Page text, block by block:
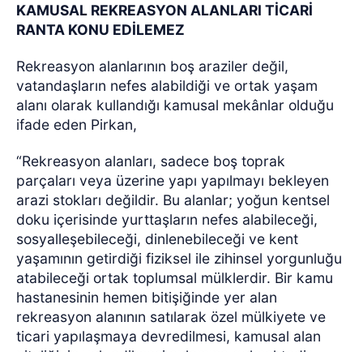
KAMUSAL REKREASYON ALANLARI TİCARİ
RANTA KONU EDİLEMEZ
Rekreasyon alanlarının boş araziler değil,
vatandaşların nefes alabildiği ve ortak yaşam
alanı olarak kullandığı kamusal mekânlar olduğu
ifade eden Pirkan,
“Rekreasyon alanları, sadece boş toprak
parçaları veya üzerine yapı yapılmayı bekleyen
arazi stokları değildir. Bu alanlar; yoğun kentsel
doku içerisinde yurttaşların nefes alabileceği,
sosyalleşebileceği, dinlenebileceği ve kent
yaşamının getirdiği fiziksel ile zihinsel yorgunluğu
atabileceği ortak toplumsal mülklerdir. Bir kamu
hastanesinin hemen bitişiğinde yer alan
rekreasyon alanının satılarak özel mülkiyete ve
ticari yapılaşmaya devredilmesi, kamusal alan